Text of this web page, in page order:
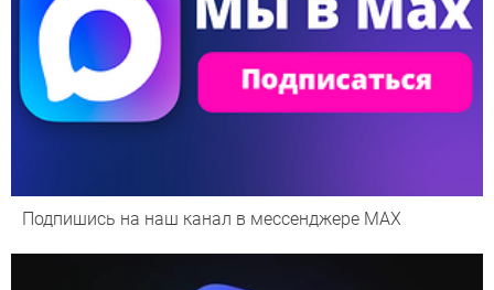
Подпишись на наш канал в мессенджере МАХ